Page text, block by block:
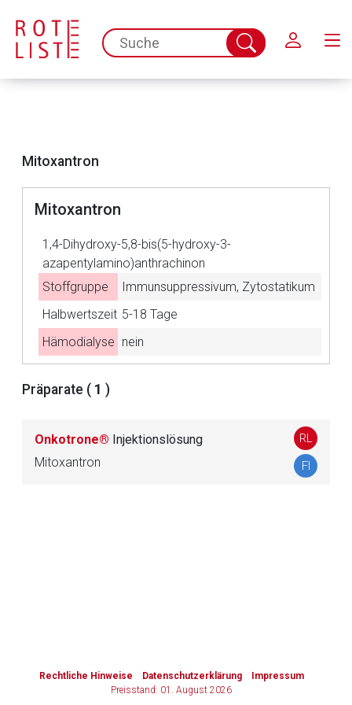
spc.search.input.placeholder
Suche
abschicken
Mitoxantron
Mitoxantron
1,4-Dihydroxy-5,8-bis(5-hydroxy-3-
azapentylamino)anthrachinon
Stoffgruppe
Immunsuppressivum, Zytostatikum
Halbwertszeit 5-18 Tage
Hämodialyse nein
Präparate ( 1 )
Onkotrone® Injektionslösung
Mitoxantron
RL
FI
Rechtliche Hinweise Datenschutzerklärung
Impressum
Preisstand: 01. August 2026
Aufruf einer externen Seite
Der von Ihnen aufgerufene Link öffnet eine externe Web-
Seite. Für die Inhalte der externen Web-Seite ist deren
Betreiber verantwortlich. Ebenso gelten dort ggf. andere
Datenschutzbestimmungen.